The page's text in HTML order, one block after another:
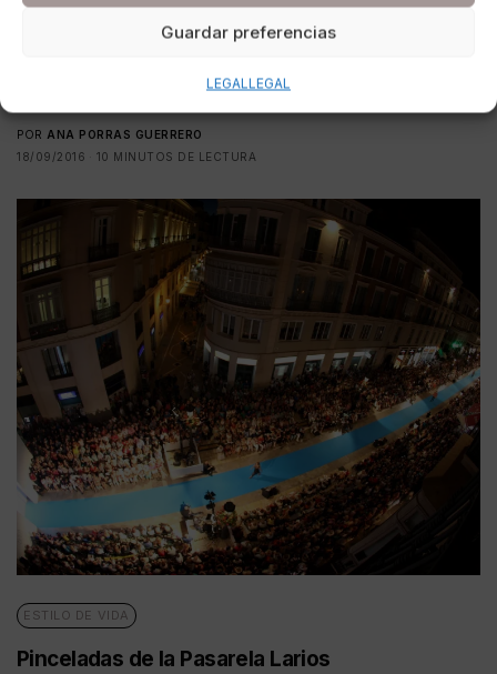
Guardar preferencias
LEGALLEGAL
Pasarela Larios, alta costura a pie de calle
POR ANA PORRAS GUERRERO
18/09/2016
10 MINUTOS DE LECTURA
ESTILO DE VIDA
Pinceladas de la Pasarela Larios